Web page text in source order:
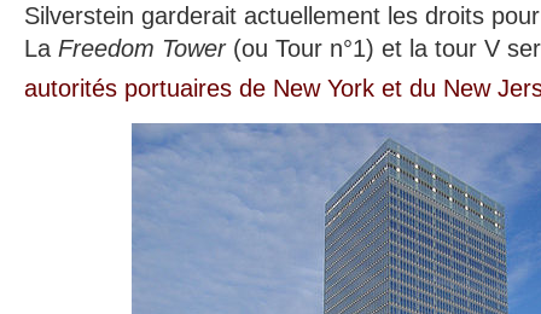
Silverstein garderait actuellement les droits
La Freedom Tower(ou Tour n°1) et la tour V
autorités portuaires de New York et du New